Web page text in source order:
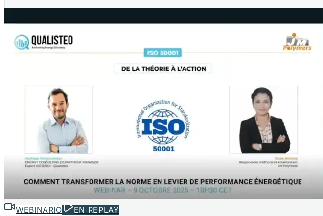
WEBINARIO EN REPLAY